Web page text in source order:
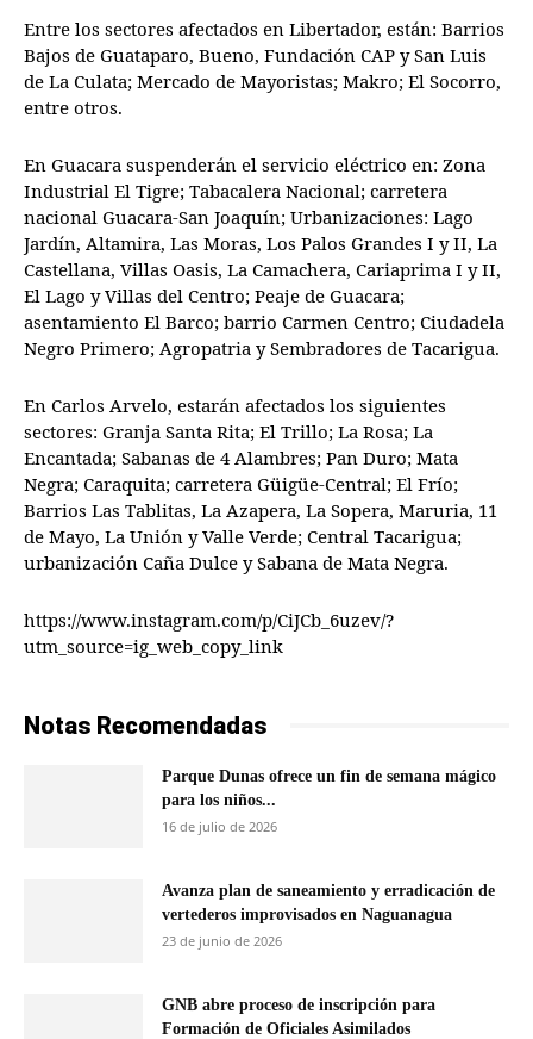
Entre los sectores afectados en Libertador, están: Barrios
Bajos de Guataparo, Bueno, Fundación CAP y San Luis
de La Culata; Mercado de Mayoristas; Makro; El Socorro,
entre otros.
En Guacara suspenderán el servicio eléctrico en: Zona
Industrial El Tigre; Tabacalera Nacional; carretera
nacional Guacara-San Joaquín; Urbanizaciones: Lago
Jardín, Altamira, Las Moras, Los Palos Grandes I y II, La
Castellana, Villas Oasis, La Camachera, Cariaprima I y II,
El Lago y Villas del Centro; Peaje de Guacara;
asentamiento El Barco; barrio Carmen Centro; Ciudadela
Negro Primero; Agropatria y Sembradores de Tacarigua.
En Carlos Arvelo, estarán afectados los siguientes
sectores: Granja Santa Rita; El Trillo; La Rosa; La
Encantada; Sabanas de 4 Alambres; Pan Duro; Mata
Negra; Caraquita; carretera Güigüe-Central; El Frío;
Barrios Las Tablitas, La Azapera, La Sopera, Maruria, 11
de Mayo, La Unión y Valle Verde; Central Tacarigua;
urbanización Caña Dulce y Sabana de Mata Negra.
https://www.instagram.com/p/CiJCb_6uzev/?
utm_source=ig_web_copy_link
Notas Recomendadas
Parque Dunas ofrece un fin de semana mágico
para los niños...
16 de julio de 2026
Avanza plan de saneamiento y erradicación de
vertederos improvisados en Naguanagua
23 de junio de 2026
GNB abre proceso de inscripción para
Formación de Oficiales Asimilados